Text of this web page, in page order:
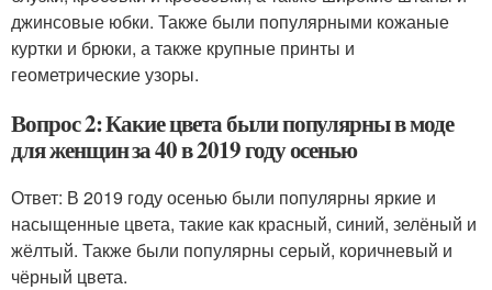
джинсовые юбки. Также были популярными кожаные
куртки и брюки, а также крупные принты и
геометрические узоры.
Вопрос 2: Какие цвета были популярны в моде
для женщин за 40 в 2019 году осенью
Ответ: В 2019 году осенью были популярны яркие и
насыщенные цвета, такие как красный, синий, зелёный и
жёлтый. Также были популярны серый, коричневый и
чёрный цвета.